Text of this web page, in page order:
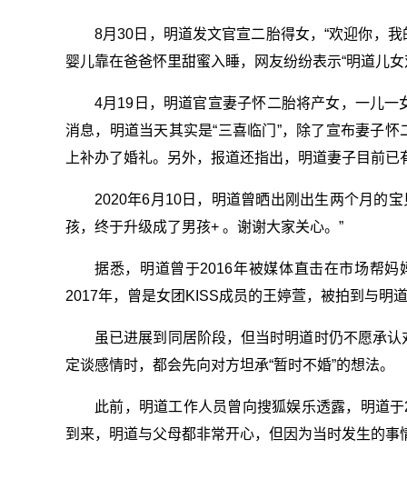
8月30日，明道发文官宣二胎得女，“欢迎你，
婴儿靠在爸爸怀里甜蜜入睡，网友纷纷表示“明道儿
4月19日，明道官宣妻子怀二胎将产女，一儿一
消息，明道当天其实是“三喜临门”，除了宣布妻子
上补办了婚礼。另外，报道还指出，明道妻子目前
2020年6月10日，明道曾晒出刚出生两个月的
孩，终于升级成了男孩+ 。谢谢大家关心。”
据悉，明道曾于2016年被媒体直击在市场帮
2017年，曾是女团KISS成员的王婷萱，被拍到与明
虽已进展到同居阶段，但当时明道时仍不愿承
定谈感情时，都会先向对方坦承“暂时不婚”的想法。
此前，明道工作人员曾向搜狐娱乐透露，明道
到来，明道与父母都非常开心，但因为当时发生的